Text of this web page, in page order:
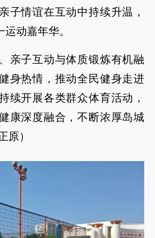
子情谊在互动中持续升温，
动嘉年华。
亲子互动与体质锻炼有机融
身热情，推动全民健身走进
续开展各类群众体育活动，
康深度融合，不断浓厚岛城
原）